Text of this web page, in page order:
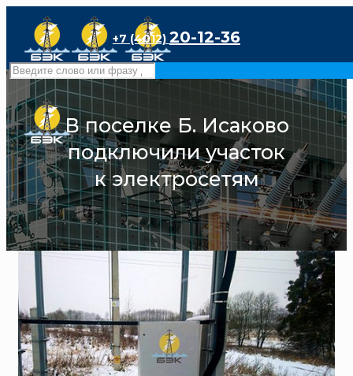
+7 (4012) 20-12-36
В поселке Б. Исаково
подключили участок
к электросетям